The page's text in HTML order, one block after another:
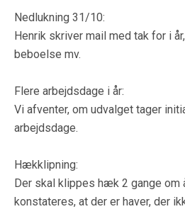
Nedlukning 31/10:
Henrik skriver mail med tak for i
beboelse mv.
Flere arbejdsdage i år:
Vi afventer, om udvalget tager
arbejdsdage.
Hækklipning:
Der skal klippes hæk 2 gange om
konstateres, at der er haver, der